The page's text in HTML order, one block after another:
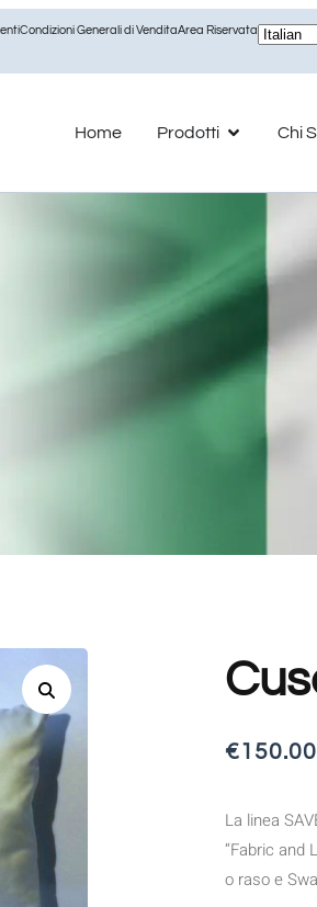
Condizioni Generali di VenditaArea Riservata
Home Prodotti Chi
€150.00
La linea
“Fabric and
o raso e